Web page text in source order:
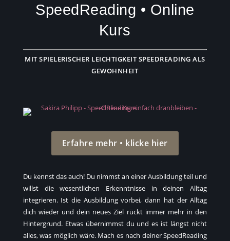
SpeedReading • Online
Kurs
MIT SPIELERISCHER LEICHTIGKEIT SPEEDREADING ALS
GEWOHNHEIT
Erfahre mehr • klicke hier
Du kennst das auch! Du nimmst an einer Ausbildung teil und
willst die wesentlichen Erkenntnisse in deinen Alltag
integrieren. Ist die Ausbildung vorbei, dann hat der Alltag
dich wieder und dein neues Ziel rückt immer mehr in den
Hintergrund. Etwas übernimmst du und es ist längst nicht
alles, was möglich wäre. Mach es nach deiner SpeedReading